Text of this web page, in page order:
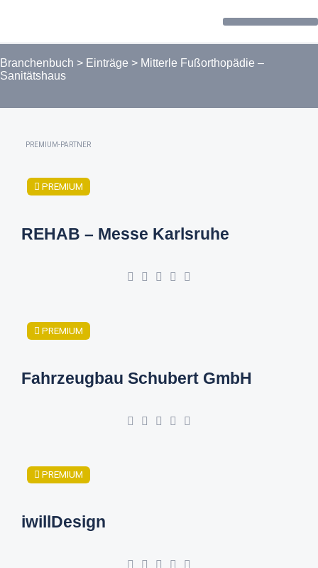
Branchenbuch > Einträge > Mitterle Fußorthopädie –
Sanitätshaus
PREMIUM-PARTNER
PREMIUM
REHAB – Messe Karlsruhe
PREMIUM
Fahrzeugbau Schubert GmbH
PREMIUM
iwillDesign